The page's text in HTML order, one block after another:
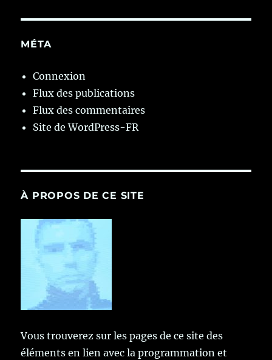
MÉTA
Connexion
Flux des publications
Flux des commentaires
Site de WordPress-FR
À PROPOS DE CE SITE
Vous trouverez sur les pages de ce site des
éléments en lien avec la programmation et